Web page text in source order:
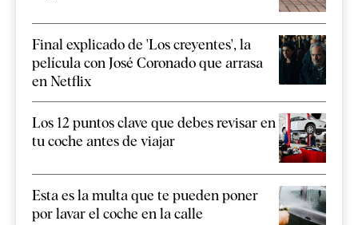
Final explicado de 'Los creyentes', la
película con José Coronado que arrasa
en Netflix
Los 12 puntos clave que debes revisar en
tu coche antes de viajar
Esta es la multa que te pueden poner
por lavar el coche en la calle